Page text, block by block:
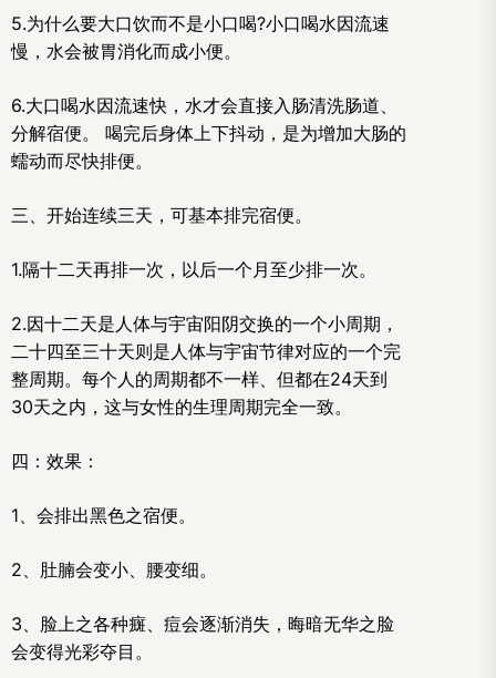
5.为什么要大口饮而不是小口喝?小口喝水因流速
慢，水会被胃消化而成小便。
6.大口喝水因流速快，水才会直接入肠清洗肠道、
分解宿便。 喝完后身体上下抖动，是为增加大肠的
蠕动而尽快排便。
三、开始连续三天，可基本排完宿便。
1.隔十二天再排一次，以后一个月至少排一次。
2.因十二天是人体与宇宙阳阴交换的一个小周期，
二十四至三十天则是人体与宇宙节律对应的一个完
整周期。每个人的周期都不一样、但都在24天到
30天之内，这与女性的生理周期完全一致。
四：效果：
1、会排出黑色之宿便。
2、肚腩会变小、腰变细。
3、脸上之各种癍、痘会逐渐消失，晦暗无华之脸
会变得光彩夺目。